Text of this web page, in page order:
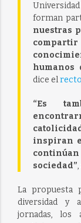
forman
nuestras
humanos
dice el
“Es
inspiran
continúan
sociedad”
La propuesta
diversidad y
jornadas, los